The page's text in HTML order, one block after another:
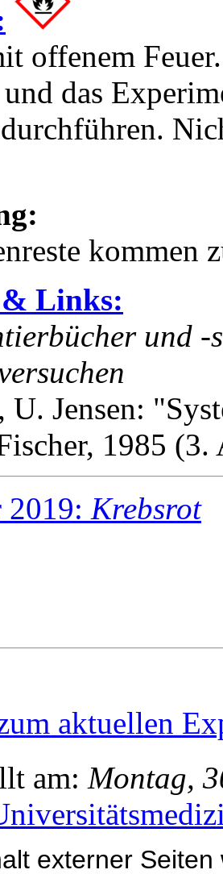
offenem
das
kommen
Links:
und -
U. Jensen:
1985
2019: Krebsrot
aktuellen
am: Montag,
externer